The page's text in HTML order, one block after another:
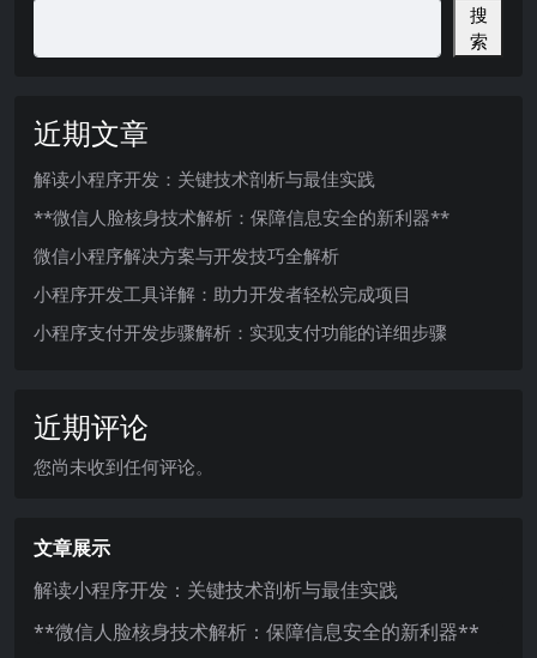
搜
索
近期文章
解读小程序开发：关键技术剖析与最佳实践
**微信人脸核身技术解析：保障信息安全的新利器**
微信小程序解决方案与开发技巧全解析
小程序开发工具详解：助力开发者轻松完成项目
小程序支付开发步骤解析：实现支付功能的详细步骤
近期评论
您尚未收到任何评论。
文章展示
解读小程序开发：关键技术剖析与最佳实践
**微信人脸核身技术解析：保障信息安全的新利器**